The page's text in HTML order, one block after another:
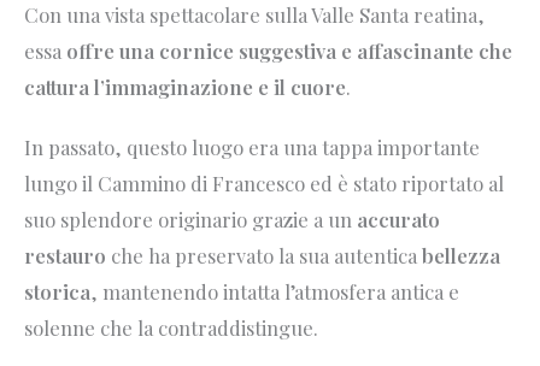
Con una vista spettacolare sulla Valle Santa reatina,
essa offre una cornice suggestiva e affascinante che
cattura l’immaginazione e il cuore.
In passato, questo luogo era una tappa importante
lungo il Cammino di Francesco ed è stato riportato al
suo splendore originario grazie a un accurato
restauro che ha preservato la sua autentica bellezza
storica, mantenendo intatta l’atmosfera antica e
solenne che la contraddistingue.